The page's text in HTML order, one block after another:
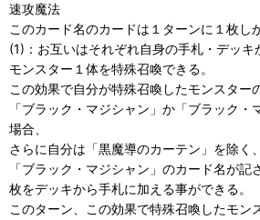
速攻魔法
このカード名のカードは１ターンに１枚し
(1)：お互いはそれぞれ自身の手札・デッキ
モンスター１体を特殊召喚できる。
この効果で自分が特殊召喚したモンスター
「ブラック・マジシャン」か「ブラック
場合、
さらに自分は「黒魔導のカーテン」を除く、
「ブラック・マジシャン」のカード名が記
枚をデッキから手札に加える事ができる。
このターン、この効果で特殊召喚したモン